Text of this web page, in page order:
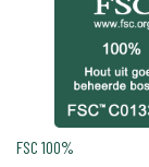
FSC 100%